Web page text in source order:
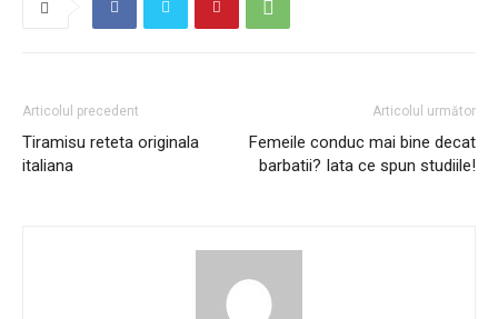
Articolul precedent
Tiramisu reteta originala
italiana
Articolul următor
Femeile conduc mai bine decat
barbatii? Iata ce spun studiile!